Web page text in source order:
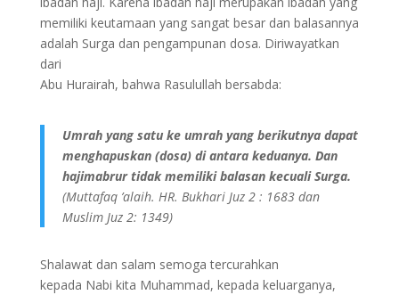
memiliki keutamaan yang sangat besar dan balasannya
adalah Surga dan pengampunan dosa. Diriwayatkan
dari
Abu Hurairah, bahwa Rasulullah bersabda:
Umrah yang satu ke umrah yang berikutnya dapat
menghapuskan (dosa) di antara keduanya. Dan
hajimabrur tidak memiliki balasan kecuali Surga.
(Muttafaq ’alaih. HR. Bukhari Juz 2 : 1683 dan
Muslim Juz 2: 1349)
Shalawat dan salam semoga tercurahkan
kepada Nabi kita Muhammad, kepada keluarganya,